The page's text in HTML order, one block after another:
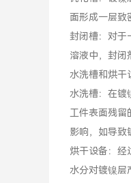
面形成一层致
封闭槽：对于
溶液中，封闭
水洗槽和烘干
水洗槽：在镀
工件表面残留
影响，如导致
烘干设备：经
水分对镀镍层